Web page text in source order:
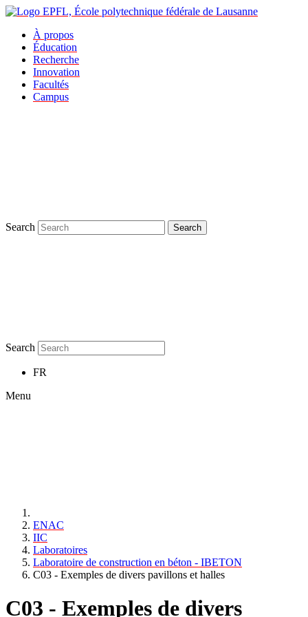
À propos
Éducation
Recherche
Innovation
Facultés
Campus
Search Search
Search
FR
Menu
ENAC
IIC
Laboratoires
Laboratoire de construction en béton - IBETON
C03 - Exemples de divers pavillons et halles
C03 - Exemples de divers